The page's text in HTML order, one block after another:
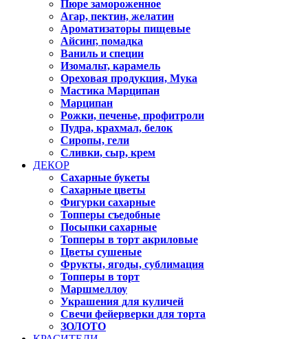
Пюре замороженное
Агар, пектин, желатин
Ароматизаторы пищевые
Айсинг, помадка
Ваниль и специи
Изомальт, карамель
Ореховая продукция, Мука
Мастика Марципан
Марципан
Рожки, печенье, профитроли
Пудра, крахмал, белок
Сиропы, гели
Сливки, сыр, крем
ДЕКОР
Сахарные букеты
Сахарные цветы
Фигурки сахарные
Топперы съедобные
Посыпки сахарные
Топперы в торт акриловые
Цветы сушеные
Фрукты, ягоды, сублимация
Топперы в торт
Маршмеллоу
Украшения для куличей
Свечи фейерверки для торта
ЗОЛОТО